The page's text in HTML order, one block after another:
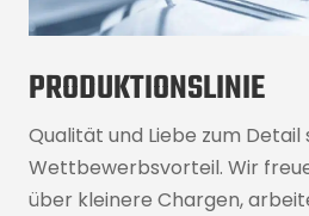
PRODUKTIONSLINIE
Qualität und Liebe zum Detail
Wettbewerbsvorteil. Wir
über kleinere Chargen,